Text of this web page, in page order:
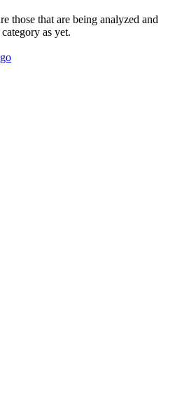
those that are being analyzed and
as yet.